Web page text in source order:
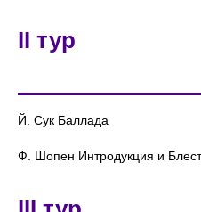
II тур
Й. Сук Баллада
Ф. Шопен Интродукция и